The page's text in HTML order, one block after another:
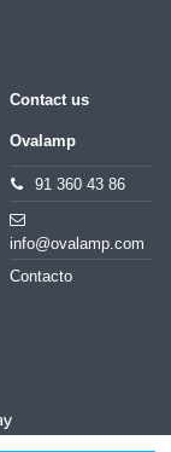
Contact us
Ovalamp
91 360 43 86
info@ovalamp.com
Contacto